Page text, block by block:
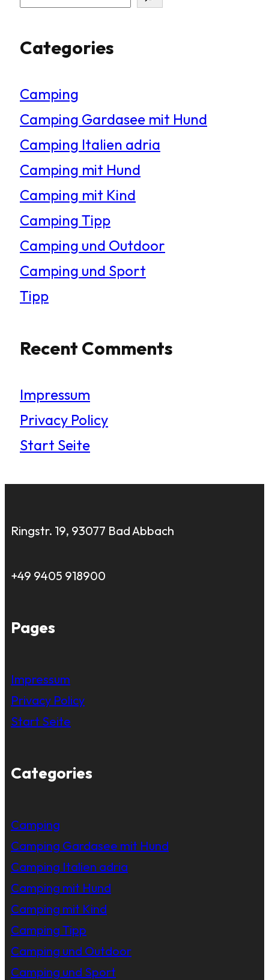
c
e
n
Categories
Camping
Camping Gardasee mit Hund
Camping Italien adria
Camping mit Hund
Camping mit Kind
Camping Tipp
Camping und Outdoor
Camping und Sport
Tipp
Recent Comments
Impressum
Privacy Policy
Start Seite
Ringstr. 19, 93077 Bad Abbach
+49 9405 918900
Pages
Impressum
Privacy Policy
Start Seite
Categories
Camping
Camping Gardasee mit Hund
Camping Italien adria
Camping mit Hund
Camping mit Kind
Camping Tipp
Camping und Outdoor
Camping und Sport